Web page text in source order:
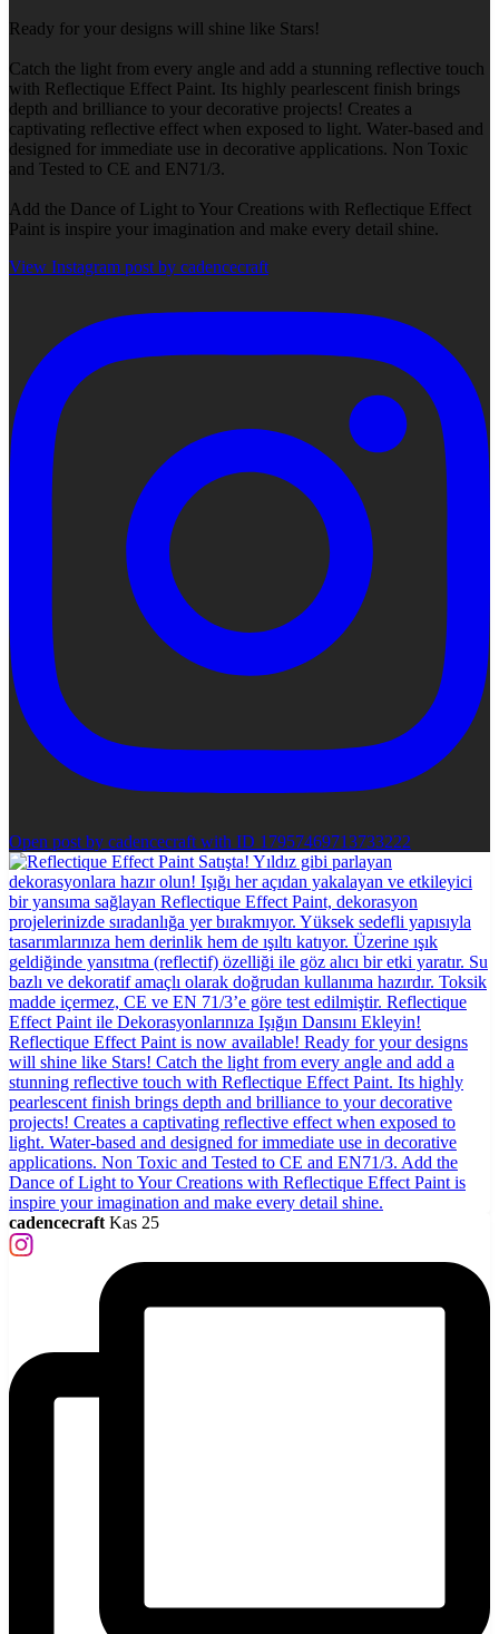
Ready for your designs will shine like Stars!
Catch the light from every angle and add a stunning reflective touch
with Reflectique Effect Paint. Its highly pearlescent finish brings
depth and brilliance to your decorative projects! Creates a
captivating reflective effect when exposed to light. Water-based and
designed for immediate use in decorative applications. Non Toxic
and Tested to CE and EN71/3.
Add the Dance of Light to Your Creations with Reflectique Effect
Paint is inspire your imagination and make every detail shine.
View Instagram post by cadencecraft
Open post by cadencecraft with ID 17957469713733222
cadencecraft Kas 25